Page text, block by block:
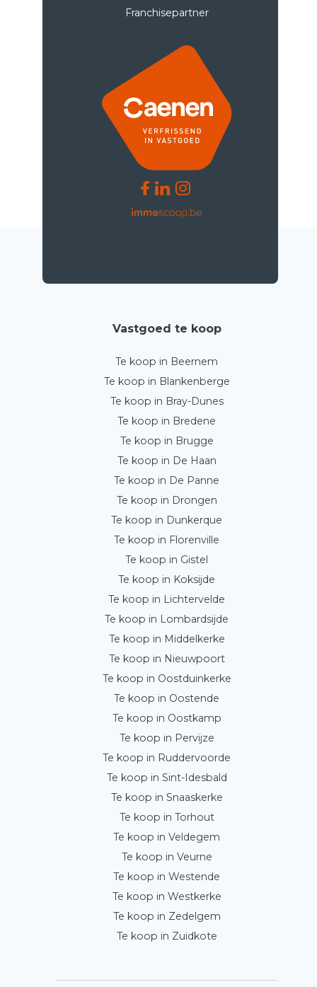
Franchisepartner
Vastgoed te koop
Te koop in Beernem
Te koop in Blankenberge
Te koop in Bray-Dunes
Te koop in Bredene
Te koop in Brugge
Te koop in De Haan
Te koop in De Panne
Te koop in Drongen
Te koop in Dunkerque
Te koop in Florenville
Te koop in Gistel
Te koop in Koksijde
Te koop in Lichtervelde
Te koop in Lombardsijde
Te koop in Middelkerke
Te koop in Nieuwpoort
Te koop in Oostduinkerke
Te koop in Oostende
Te koop in Oostkamp
Te koop in Pervijze
Te koop in Ruddervoorde
Te koop in Sint-Idesbald
Te koop in Snaaskerke
Te koop in Torhout
Te koop in Veldegem
Te koop in Veurne
Te koop in Westende
Te koop in Westkerke
Te koop in Zedelgem
Te koop in Zuidkote